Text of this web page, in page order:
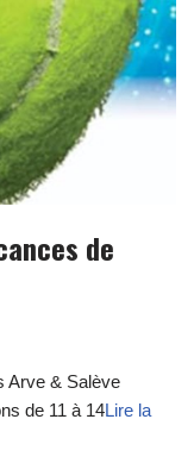
de
Arve & Salève
de 11 à 14Lire la